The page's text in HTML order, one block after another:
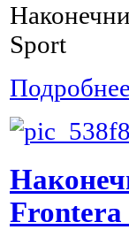
Sport
Подробнее
Frontera